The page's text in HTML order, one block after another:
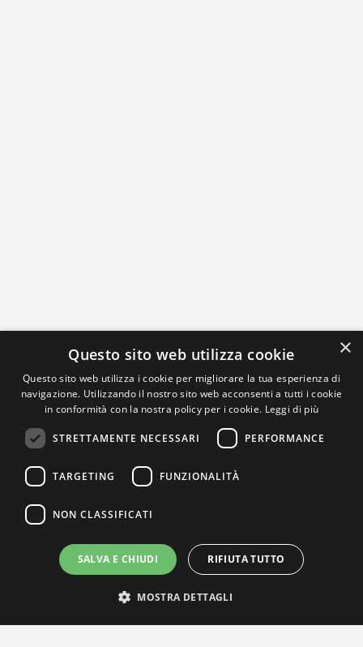
×
Questo sito web utilizza cookie
Questo sito web utilizza i cookie per migliorare la tua esperienza di
navigazione. Utilizzando il nostro sito web acconsenti a tutti i cookie
in conformità con la nostra policy per i cookie. Leggi di più
STRETTAMENTE NECESSARI PERFORMANCE
TARGETING FUNZIONALITÀ
NON CLASSIFICATI
SALVA E CHIUDI RIFIUTA TUTTO
MOSTRA DETTAGLI